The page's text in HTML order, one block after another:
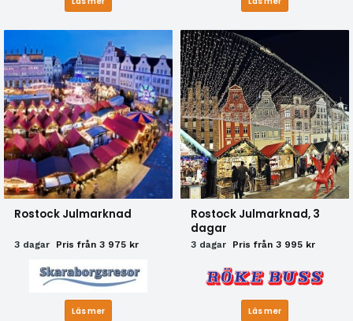
Rostock Julmarknad
3 dagar Pris från 3 975 kr
Läs mer
Rostock Julmarknad, 3
dagar
3 dagar Pris från 3 995 kr
Läs mer